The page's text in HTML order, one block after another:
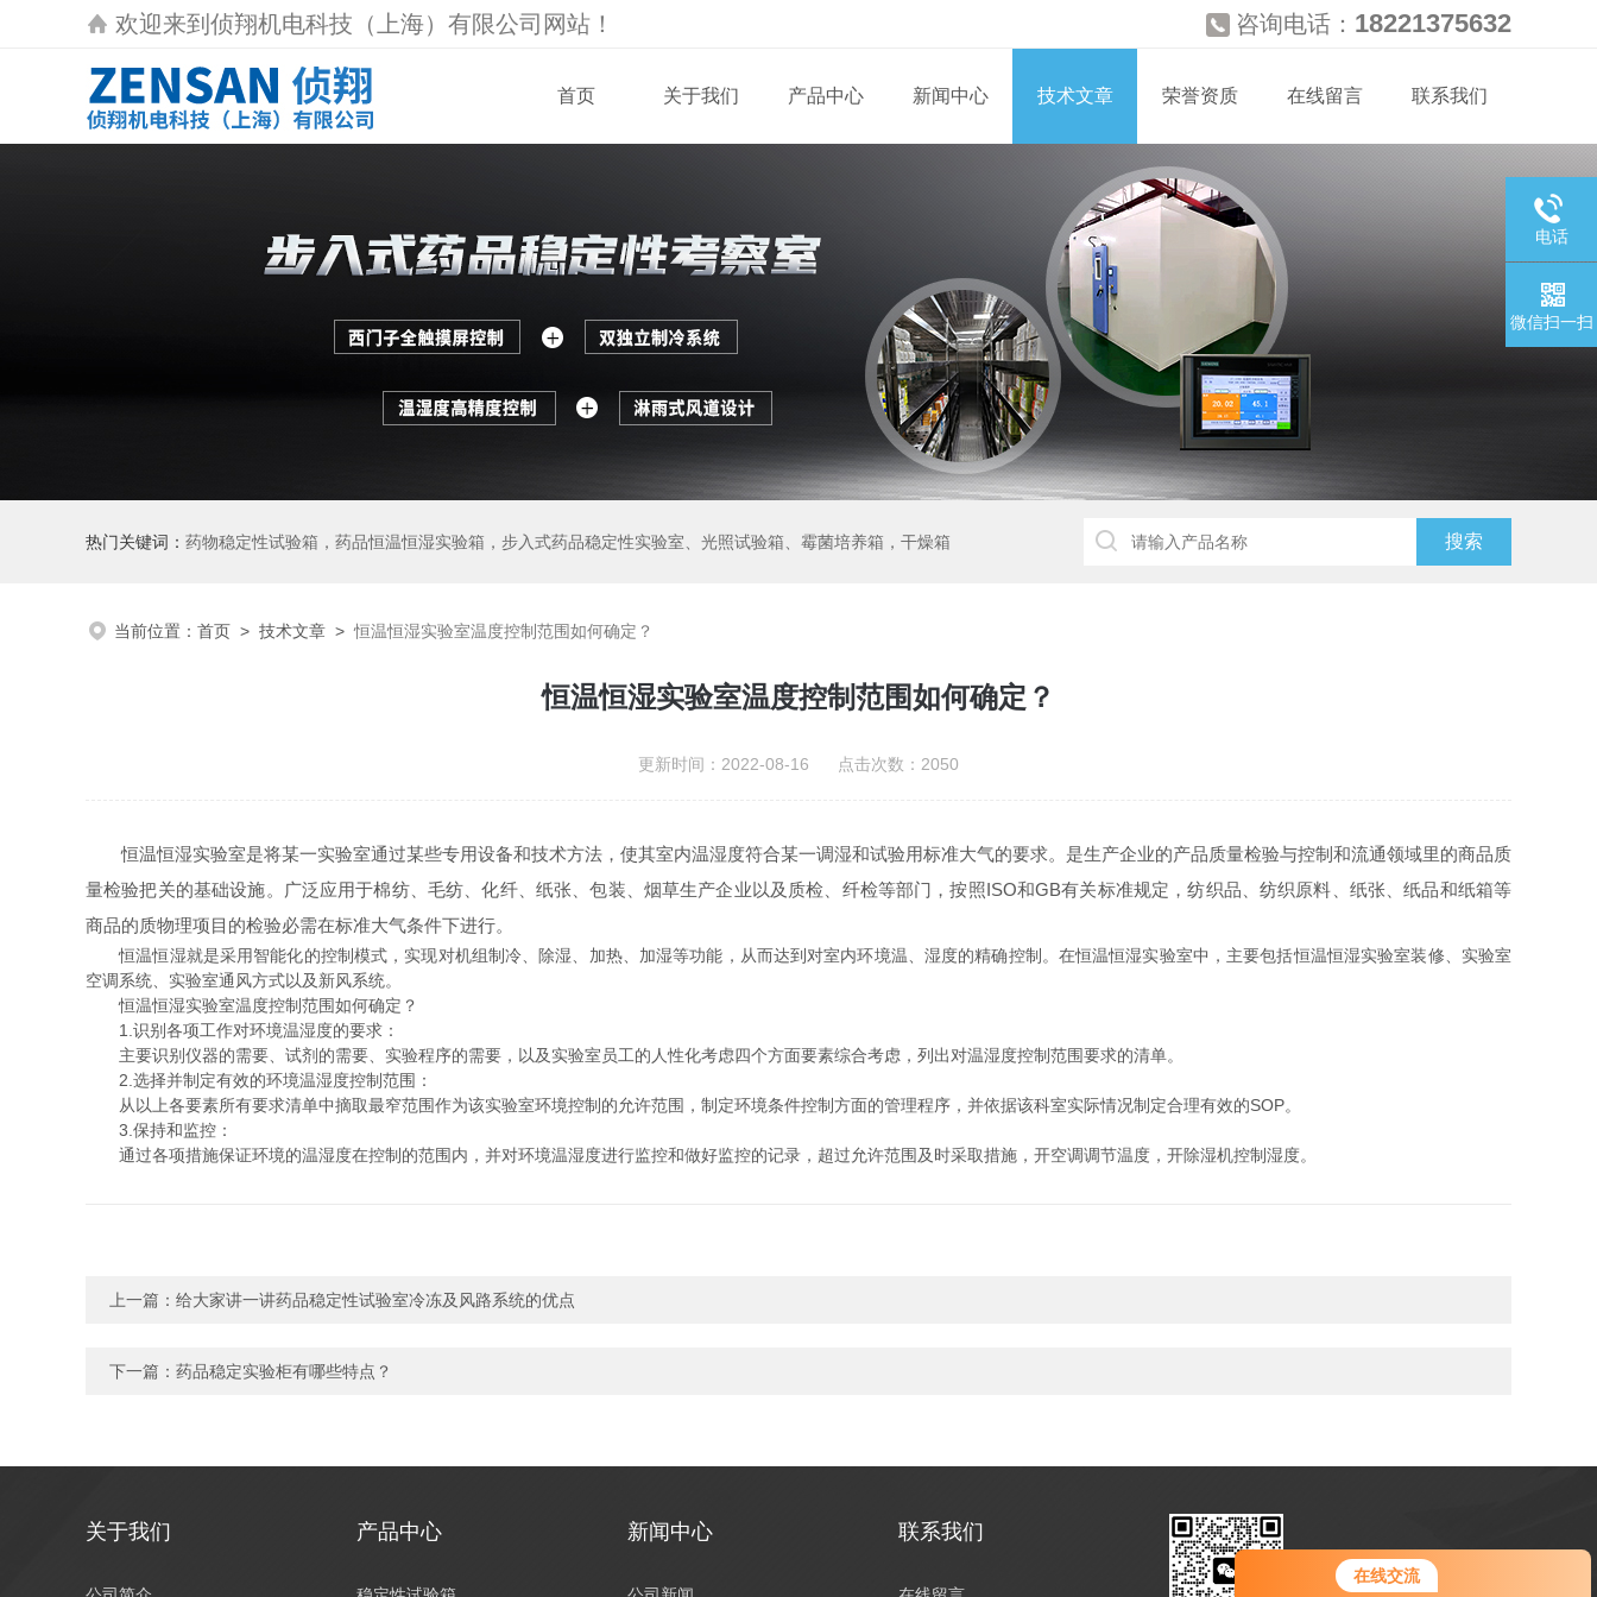
在线交流
欢迎来到 侦翔机电科技（上海）有限公司 网站！ 咨询电话： 18221375632
首页 关于我们 产品中心 新闻中心 技术文章 荣誉资质 在线留言 联系我们
热门关键词： 药物稳定性试验箱，药品恒温恒湿实验箱，步入式药品稳定性实验室、光照试验箱、霉菌培养箱，干燥箱
当前位置： 首页 > 技术文章 >恒温恒湿实验室温度控制范围如何确定？
恒温恒湿实验室温度控制范围如何确定？
更新时间：2022-08-16 点击次数：2050
恒温恒湿实验室是将某一实验室通过某些专用设备和技术方法，使其室内温湿度符合某一调湿和试验用标准大气的要求。是生产企业的产品质量检验与控制和流通领域里的商品质
量检验把关的基础设施。广泛应用于棉纺、毛纺、化纤、纸张、包装、烟草生产企业以及质检、纤检等部门，按照ISO和GB有关标准规定，纺织品、纺织原料、纸张、纸品和纸箱等
商品的质物理项目的检验必需在标准大气条件下进行。
恒温恒湿就是采用智能化的控制模式，实现对机组制冷、除湿、加热、加湿等功能，从而达到对室内环境温、湿度的精确控制。在恒温恒湿实验室中，主要包括恒温恒湿实验室装修、实验室
空调系统、实验室通风方式以及新风系统。
恒温恒湿实验室温度控制范围如何确定？
1.识别各项工作对环境温湿度的要求：
主要识别仪器的需要、试剂的需要、实验程序的需要，以及实验室员工的人性化考虑四个方面要素综合考虑，列出对温湿度控制范围要求的清单。
2.选择并制定有效的环境温湿度控制范围：
从以上各要素所有要求清单中摘取最窄范围作为该实验室环境控制的允许范围，制定环境条件控制方面的管理程序，并依据该科室实际情况制定合理有效的SOP。
3.保持和监控：
通过各项措施保证环境的温湿度在控制的范围内，并对环境温湿度进行监控和做好监控的记录，超过允许范围及时采取措施，开空调调节温度，开除湿机控制湿度。
上一篇： 给大家讲一讲药品稳定性试验室冷冻及风路系统的优点
下一篇： 药品稳定实验柜有哪些特点？
关于我们 产品中心 新闻中心 联系我们
扫码联系我们
电话
微信扫一扫